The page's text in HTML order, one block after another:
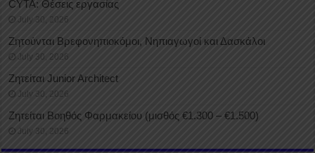
CYTA: Θέσεις εργασίας
July 30, 2026
Ζητούνται Βρεφονηπιοκόμοι, Νηπιαγωγοί και Δασκάλοι
July 30, 2026
Ζητείται Junior Architect
July 30, 2026
Ζητείται Βοηθός Φαρμακείου (μισθός €1.300 – €1.500)
July 30, 2026